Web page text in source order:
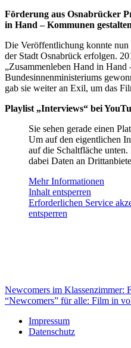
Förderung aus Osnabrücker
in Hand – Kommunen
Die Veröffentlichung konnte
der Stadt Osnabrück erfolgen.
„Zusammenleben Hand in Hand
Bundesinnenministeriums
gab sie weiter an Exil, um das
Playlist „Interviews“ bei
Sie sehen gerade einen
Um auf den eigentlichen
auf die Schaltfläche unten.
dabei Daten an
Mehr Informationen
Inhalt entsperren
Erforderlichen Service
entsperren
Newcomers im Klassenzimmer:
“Newcomers” für alle: Film in
Impressum
Datenschutz